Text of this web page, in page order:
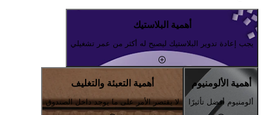
أهمية البلاستيك
يجب إعادة تدوير البلاستيك ليصبح له أكثر من عمر تشغيلي
أهمية الألومنيوم
ألومنيوم أفضل تأثيرًا
أهمية التعبئة والتغليف
لا يقتصر الأمر على ما يوجد داخل الصندوق